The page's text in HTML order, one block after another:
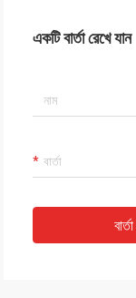
একটি বার্তা রেখে যান